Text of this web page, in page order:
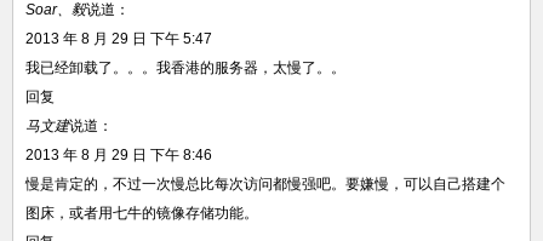
Soar、毅说道：
2013 年 8 月 29 日 下午 5:47
我已经卸载了。。。我香港的服务器，太慢了。。
回复
马文建说道：
2013 年 8 月 29 日 下午 8:46
慢是肯定的，不过一次慢总比每次访问都慢强吧。要嫌慢，可以自己搭建个
图床，或者用七牛的镜像存储功能。